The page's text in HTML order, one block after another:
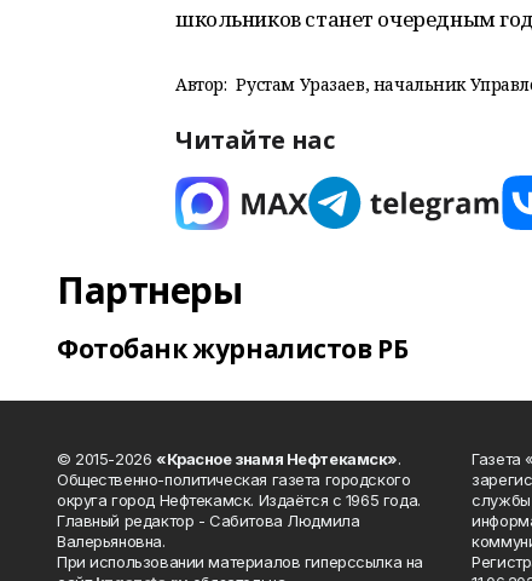
школьников станет очередным
Автор: Рустам Уразаев, начальник
Читайте нас
Партнеры
Фотобанк журналистов РБ
© 2015-2026 «Красное знамя Нефтекамск».
Общественно-политическая газета городского
округа город Нефтекамск. Издаётся с 1965 года.
Главный редактор - Сабитова Людмила
Валерьяновна.
При использовании материалов гиперссылка на
службы